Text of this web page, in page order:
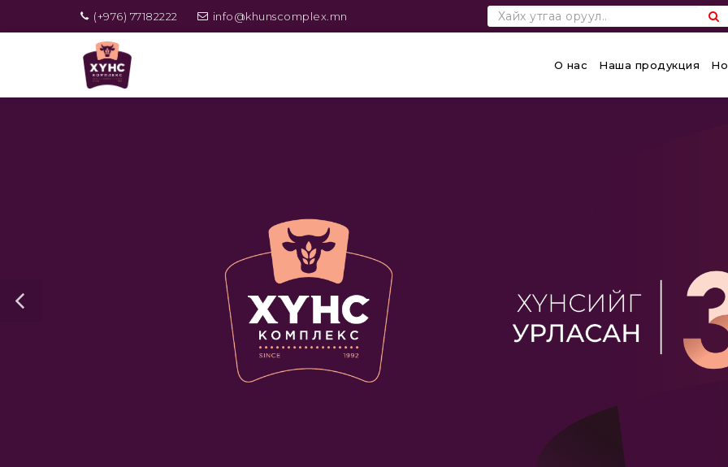
(+976) 77182222 info@khunscomplex.mn
О нас Наша продукция